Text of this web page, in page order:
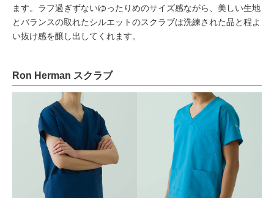
ます。ラフ過ぎずないゆったりめのサイズ感ながら、美しい生地
とバランスの取れたシルエットのスクラブは洗練された品と程よ
い抜け感を醸し出してくれます。
Ron Herman スクラブ